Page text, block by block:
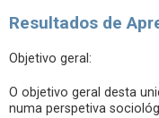
Resultados de
Objetivo geral:
O objetivo geral desta
numa perspetiva